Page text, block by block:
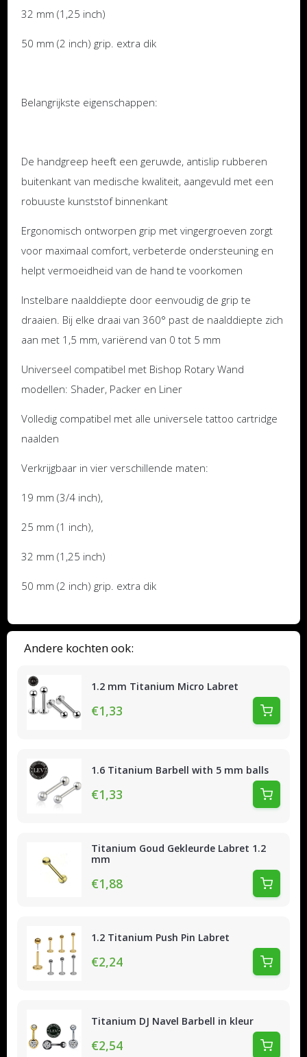
Andere kochten ook:
1.2 mm Titanium Micro Labret
€1,33
1.6 Titanium Barbell with 5 mm balls
€1,33
Titanium Goud Gekleurde Labret 1.2
mm
€1,88
1.2 Titanium Push Pin Labret
€2,24
Titanium DJ Navel Barbell in kleur
€2,54
32 mm (1,25 inch)
50 mm (2 inch) grip. extra dik
Belangrijkste eigenschappen:
De handgreep heeft een geruwde, antislip rubberen
buitenkant van medische kwaliteit, aangevuld met een
robuuste kunststof binnenkant
Ergonomisch ontworpen grip met vingergroeven zorgt
voor maximaal comfort, verbeterde ondersteuning en
helpt vermoeidheid van de hand te voorkomen
Instelbare naalddiepte door eenvoudig de grip te
draaien. Bij elke draai van 360° past de naalddiepte zich
aan met 1,5 mm, variërend van 0 tot 5 mm
Universeel compatibel met Bishop Rotary Wand
modellen: Shader, Packer en Liner
Volledig compatibel met alle universele tattoo cartridge
naalden
Verkrijgbaar in vier verschillende maten:
19 mm (3/4 inch),
25 mm (1 inch),
32 mm (1,25 inch)
50 mm (2 inch) grip. extra dik